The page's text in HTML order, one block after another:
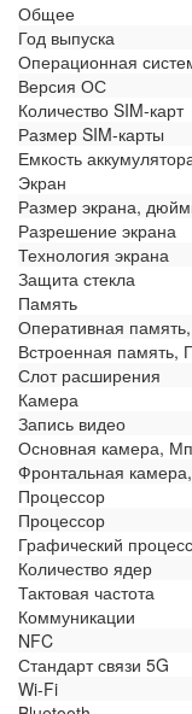
Общее
Год выпуска
Операционная
Версия ОС
Количество SIM-карт
Размер SIM-карты
Емкость
Экран
Размер экрана,
Разрешение экрана
Технология экрана
Защита стекла
Память
Оперативная
Встроенная память,
Слот расширения
Камера
Запись видео
Основная камера, Мп
Фронтальная
Процессор
Процессор
Графический
Количество ядер
Тактовая частота
Коммуникации
NFC
Стандарт связи 5G
Wi-Fi